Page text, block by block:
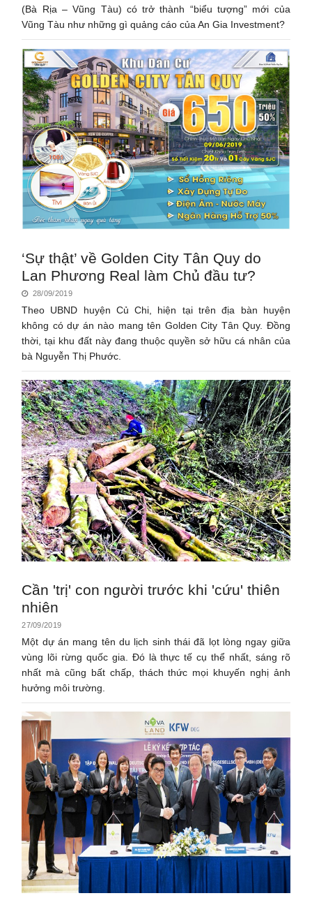
(Bà Rịa – Vũng Tàu) có trở thành “biểu tượng” mới của
Vũng Tàu như những gì quảng cáo của An Gia Investment?
‘Sự thật’ về Golden City Tân Quy do
Lan Phương Real làm Chủ đầu tư?
28/09/2019
Theo UBND huyện Củ Chi, hiện tại trên địa bàn huyện
không có dự án nào mang tên Golden City Tân Quy. Đồng
thời, tại khu đất này đang thuộc quyền sở hữu cá nhân của
bà Nguyễn Thị Phước.
Cần 'trị' con người trước khi 'cứu' thiên
nhiên
27/09/2019
Một dự án mang tên du lịch sinh thái đã lọt lòng ngay giữa
vùng lõi rừng quốc gia. Đó là thực tế cụ thể nhất, sáng rõ
nhất mà cũng bất chấp, thách thức mọi khuyến nghị ảnh
hưởng môi trường.